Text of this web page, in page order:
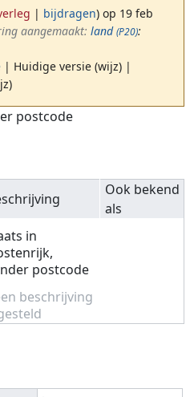
| bijdragen) op 19 feb
aangemaakt: land (P20):
| Huidige versie (wijz) |
postcode
Ook bekend
als
in
postcode
beschrijving